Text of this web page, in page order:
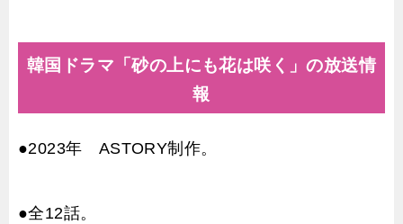
韓国ドラマ「砂の上にも花は咲く」の放送情
報
●2023年 ASTORY制作。
●全12話。